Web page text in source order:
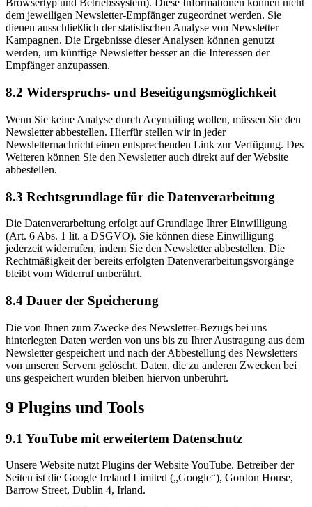
Browsertyp und Betriebssystem). Diese Informationen können nicht
dem jeweiligen Newsletter-Empfänger zugeordnet werden. Sie
dienen ausschließlich der statistischen Analyse von Newsletter
Kampagnen. Die Ergebnisse dieser Analysen können genutzt
werden, um künftige Newsletter besser an die Interessen der
Empfänger anzupassen.
8.2 Widerspruchs- und Beseitigungsmöglichkeit
Wenn Sie keine Analyse durch Acymailing wollen, müssen Sie den
Newsletter abbestellen. Hierfür stellen wir in jeder
Newsletternachricht einen entsprechenden Link zur Verfügung. Des
Weiteren können Sie den Newsletter auch direkt auf der Website
abbestellen.
8.3 Rechtsgrundlage für die Datenverarbeitung
Die Datenverarbeitung erfolgt auf Grundlage Ihrer Einwilligung
(Art. 6 Abs. 1 lit. a DSGVO). Sie können diese Einwilligung
jederzeit widerrufen, indem Sie den Newsletter abbestellen. Die
Rechtmäßigkeit der bereits erfolgten Datenverarbeitungsvorgänge
bleibt vom Widerruf unberührt.
8.4 Dauer der Speicherung
Die von Ihnen zum Zwecke des Newsletter-Bezugs bei uns
hinterlegten Daten werden von uns bis zu Ihrer Austragung aus dem
Newsletter gespeichert und nach der Abbestellung des Newsletters
von unseren Servern gelöscht. Daten, die zu anderen Zwecken bei
uns gespeichert wurden bleiben hiervon unberührt.
9 Plugins und Tools
9.1 YouTube mit erweitertem Datenschutz
Unsere Website nutzt Plugins der Website YouTube. Betreiber der
Seiten ist die Google Ireland Limited („Google“), Gordon House,
Barrow Street, Dublin 4, Irland.